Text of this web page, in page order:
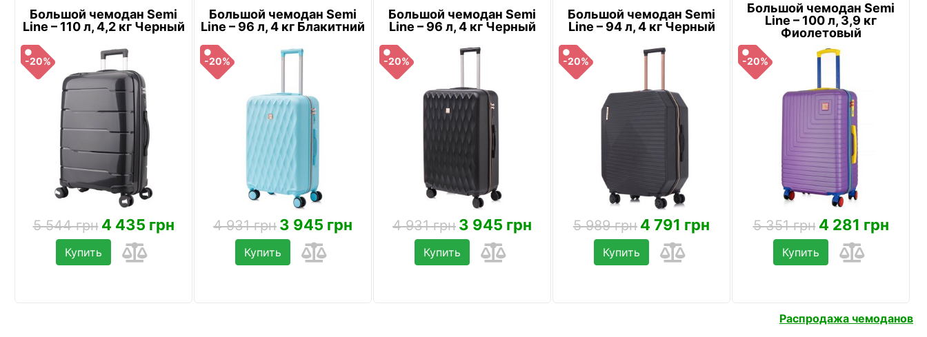
Большой чемодан Semi
Line – 110 л, 4,2 кг Черный
-20%
5 544 грн 4 435 грн
Купить
Большой чемодан Semi
Line – 96 л, 4 кг Блакитний
-20%
4 931 грн 3 945 грн
Купить
Большой чемодан Semi
Line – 96 л, 4 кг Черный
-20%
4 931 грн 3 945 грн
Купить
Большой чемодан Semi
Line – 94 л, 4 кг Черный
-20%
5 989 грн 4 791 грн
Купить
Большой чемодан Semi
Line – 100 л, 3,9 кг
Фиолетовый
-20%
5 351 грн 4 281 грн
Купить
Распродажа чемоданов